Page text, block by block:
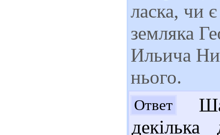
ласка, чи
земляка
Ильича
нього.
Ответ